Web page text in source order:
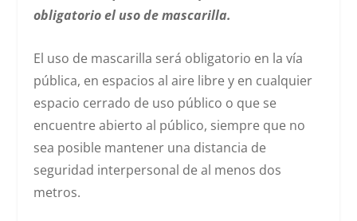
obligatorio el uso de mascarilla.
El uso de mascarilla será obligatorio en la vía
pública, en espacios al aire libre y en cualquier
espacio cerrado de uso público o que se
encuentre abierto al público, siempre que no
sea posible mantener una distancia de
seguridad interpersonal de al menos dos
metros.